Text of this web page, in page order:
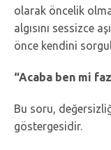
olarak öncelik
algısını sessizce
önce kendini
“Acaba ben mi
Bu soru,
göstergesidir.